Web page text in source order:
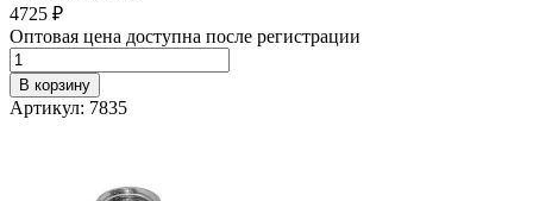
4725 ₽
Оптовая цена доступна после регистрации
В корзину
Артикул: 7835